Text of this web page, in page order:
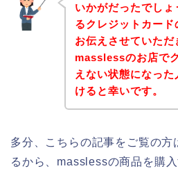
いかがだったでし
るクレジットカー
お伝えさせていただ
masslessのお店で
えない状態になっ
けると幸いです。
多分、こちらの記事をご覧の方
るから、masslessの商品を購